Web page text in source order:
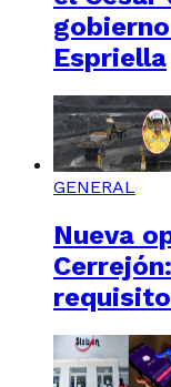
Espriella
GENERAL
Nueva